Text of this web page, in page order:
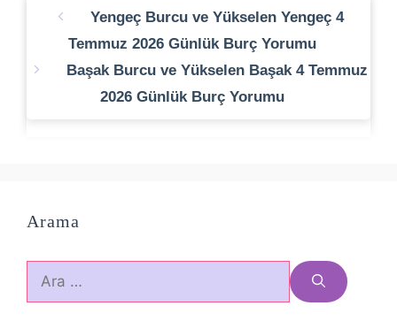
Yengeç Burcu ve Yükselen Yengeç 4
Temmuz 2026 Günlük Burç Yorumu
Başak Burcu ve Yükselen Başak 4 Temmuz
2026 Günlük Burç Yorumu
Arama
için